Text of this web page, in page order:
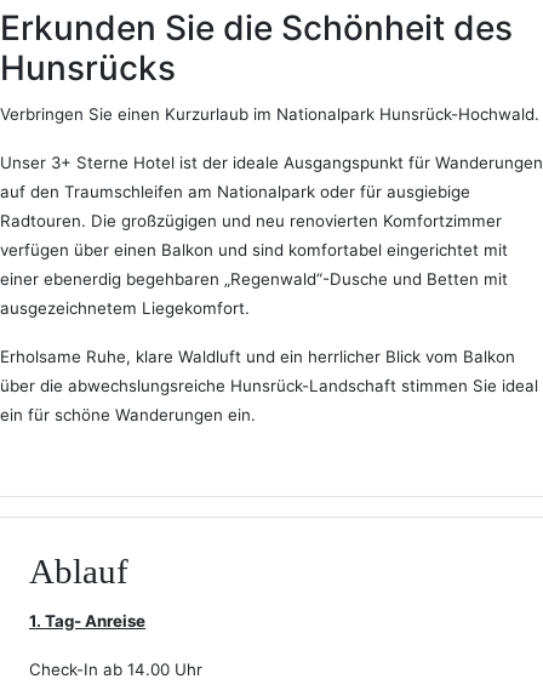
Erkunden Sie die Schönheit des
Hunsrücks
Verbringen Sie einen Kurzurlaub im Nationalpark Hunsrück-Hochwald.
Unser 3+ Sterne Hotel ist der ideale Ausgangspunkt für Wanderungen
auf den Traumschleifen am Nationalpark oder für ausgiebige
Radtouren. Die großzügigen und neu renovierten Komfortzimmer
verfügen über einen Balkon und sind komfortabel eingerichtet mit
einer ebenerdig begehbaren „Regenwald“-Dusche und Betten mit
ausgezeichnetem Liegekomfort.
Erholsame Ruhe, klare Waldluft und ein herrlicher Blick vom Balkon
über die abwechslungsreiche Hunsrück-Landschaft stimmen Sie ideal
ein für schöne Wanderungen ein.
Ablauf
1. Tag- Anreise
Check-In ab 14.00 Uhr